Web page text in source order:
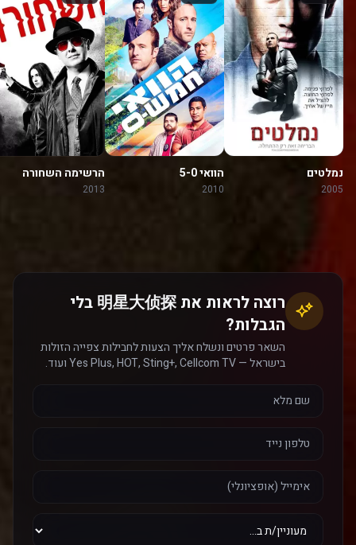
נמלטים
2005
הוואי 5-0
2010
הרשימה השחורה
2013
רוצה לראות את 明星大侦探 בלי
הגבלות?
השאר פרטים ונשלח אליך הצעות לחבילות צפייה הזולות
בישראל — Yes Plus, HOT, Sting+, Cellcom TV ועוד.